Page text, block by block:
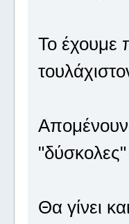
Το έχουμε
Απομένουν
Θα γίνει